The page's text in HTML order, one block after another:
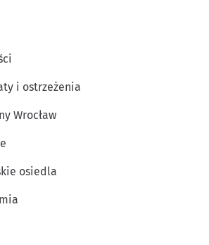
i ostrzeżenia
Wrocław
osiedla